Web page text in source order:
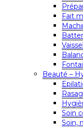
Fait
Beauté –
Soin
Soin,